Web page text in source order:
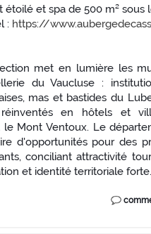
étoilé et spa de 500 m² sous
: https://
met en lumière les
du Vaucluse :
mas et bastides du
en hôtels et
le Mont Ventoux. Le
d'opportunités pour des
conciliant attractivité
et identité territoriale forte.